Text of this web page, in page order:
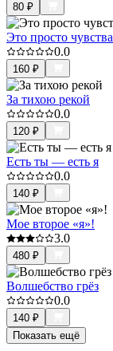
80 ₽
Это просто чувства
0.0
160 ₽
За тихою рекой
0.0
120 ₽
Есть ты — есть я
0.0
140 ₽
Мое второе «я»!
3.0
480 ₽
Волшебство грёз
0.0
140 ₽
Показать ещё